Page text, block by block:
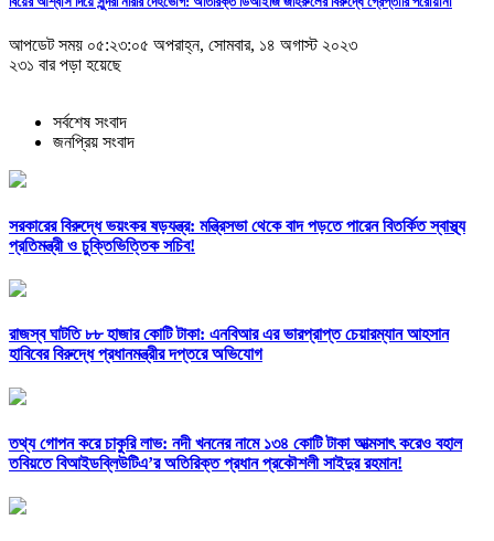
আপডেট সময় ০৫:২৩:০৫ অপরাহ্ন, সোমবার, ১৪ অগাস্ট ২০২৩
২৩১ বার পড়া হয়েছে
সর্বশেষ সংবাদ
জনপ্রিয় সংবাদ
সরকারের বিরুদ্ধে ভয়ংকর ষড়যন্ত্র: মন্ত্রিসভা থেকে বাদ পড়তে পারেন বিতর্কিত স্বাস্থ্য
প্রতিমন্ত্রী ও চুক্তিভিত্তিক সচিব!
রাজস্ব ঘাটতি ৮৮ হাজার কোটি টাকা: এনবিআর এর ভারপ্রাপ্ত চেয়ারম্যান আহসান
হাবিবের বিরুদ্ধে প্রধানমন্ত্রীর দপ্তরে অভিযোগ
তথ্য গোপন করে চাকুরি লাভ: নদী খননের নামে ১৩৪ কোটি টাকা আত্মসাৎ করেও বহাল
তবিয়তে বিআইডব্লিউটিএ’র অতিরিক্ত প্রধান প্রকৌশলী সাইদুর রহমান!